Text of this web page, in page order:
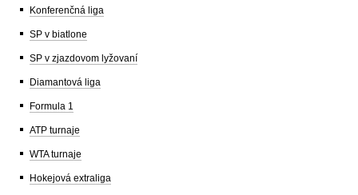
Konferenčná liga
SP v biatlone
SP v zjazdovom lyžovaní
Diamantová liga
Formula 1
ATP turnaje
WTA turnaje
Hokejová extraliga